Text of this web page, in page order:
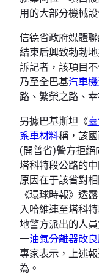
用的大部分機械
信德省政府媒體
結束后興致勃勃
訴記者，該項目
乃至全巴基汽車
路、繁榮之路、幸
另據巴基斯坦《
系車材料稱，該
(開普省)警方拒絕
塔科特段公路的
原因在于該省對
《環球時報》透
入哈維連至塔科
地警方派出的人
一油氣分離器改
專家表示，上述
為。